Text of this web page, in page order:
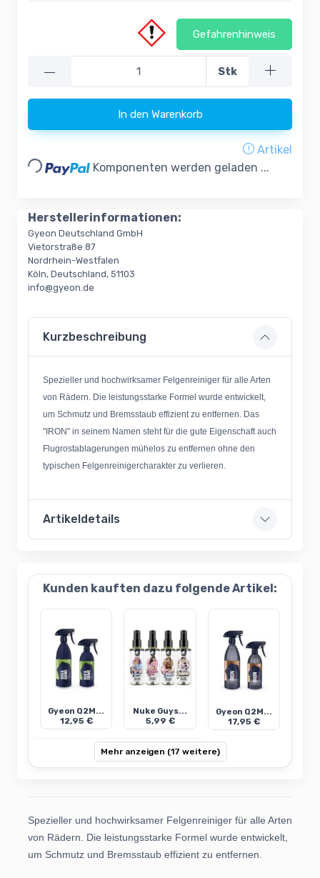
Gefahrenhinweis
— Stk
In den Warenkorb
Artikel
Loading... Komponenten werden geladen ...
Herstellerinformationen:
Gyeon Deutschland GmbH
Vietorstraße 87
Nordrhein-Westfalen
Köln, Deutschland, 51103
info@gyeon.de
Kurzbeschreibung
Spezieller und hochwirksamer Felgenreiniger für alle Arten
von Rädern. Die leistungsstarke Formel wurde entwickelt,
um Schmutz und Bremsstaub effizient zu entfernen. Das
"IRON" in seinem Namen steht für die gute Eigenschaft auch
Flugrostablagerungen mühelos zu entfernen ohne den
typischen Felgenreinigercharakter zu verlieren.
Artikeldetails
Kunden kauften dazu folgende Artikel:
Gyeon Q2M...
12,95 €
Nuke Guys...
5,99 €
Gyeon Q2M...
17,95 €
Mehr anzeigen (17 weitere)
Spezieller und hochwirksamer Felgenreiniger für alle Arten
von Rädern. Die leistungsstarke Formel wurde entwickelt,
um Schmutz und Bremsstaub effizient zu entfernen.